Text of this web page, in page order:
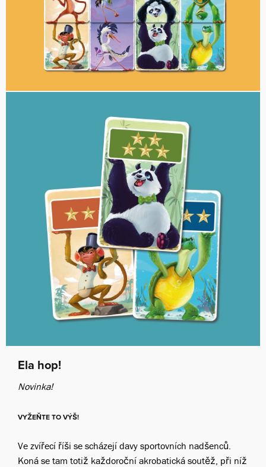
Ela hop!
Novinka!
VYŽEŇTE TO VÝŠ!
Ve zvířecí říši se scházejí davy sportovních nadšenců.
Koná se tam totiž každoroční akrobatická soutěž, při níž